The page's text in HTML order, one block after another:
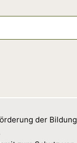
der Bildung